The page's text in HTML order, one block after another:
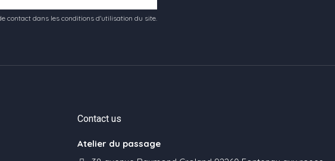
contact dans les conditions d'utilisation du site.
Contact us
Atelier du passage